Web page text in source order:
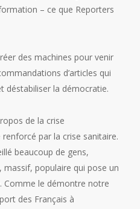
– ce que Reporters
des machines pour venir
d’articles qui
déstabiliser la démocratie.
de la crise
par la crise sanitaire.
beaucoup de gens,
populaire qui pose un
Comme le démontre notre
des Français à